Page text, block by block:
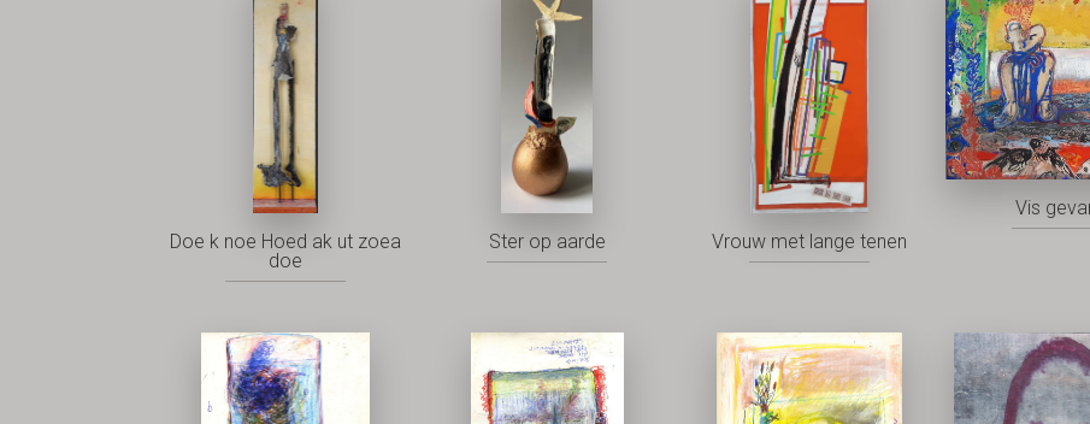
Doe k noe Hoed ak ut zoea
doe
Ster op aarde Vrouw met lange tenen
Vis